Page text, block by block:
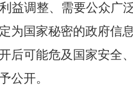
益调整、需要公众广
为国家秘密的政府信
后可能危及国家安全
公开。